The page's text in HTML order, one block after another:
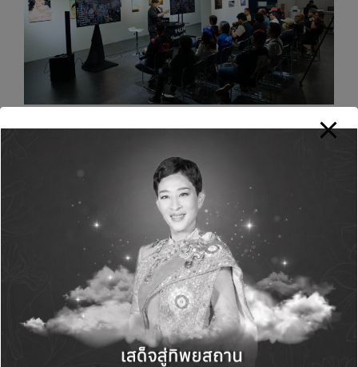
เริ่มต้น
จากคอมมูนิตี้ของเหล่าแฟนตัวยงฟูจิฟิล์มใน
สิงคโปร์ ก่อนเติบโตเป็นเวทีประกวดภาพถ่าย
ประจำปีที่ขยายใหญ่ขึ้นทุกปี ความพิเศษคือทุกภาพ
ล้วนมาจากผลงานของแฟนฟูจิฟิล์มทั่วโลกที่ส่งเข้า
ประกวดใน 5 หมวด ได้แก่ สถาปัตยกรรม
(Architectural), ทิวทัศน์ (Landscape), ธรรมชาติ
(Nature), บุคคล (People) และสตรีท (Street
Photography) ก่อนคณะกรรมการจะคัดภาพ
ระดับ Best of Show มาจัดแสดงให้ผู้ชมได้ชมผล